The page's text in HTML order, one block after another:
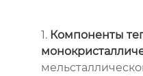
1. Компоненты